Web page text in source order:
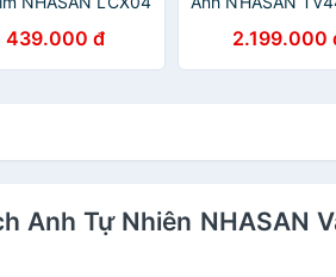
439.000 đ
2.12kg, kích thước
x 11 x 9 cm)
2.199.000
Tự Nhiên NHASAN